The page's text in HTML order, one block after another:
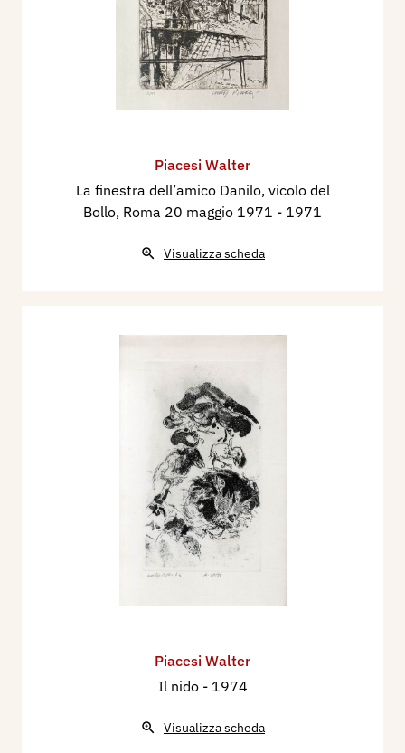
Piacesi Walter
La finestra dell’amico Danilo, vicolo del
Bollo, Roma 20 maggio 1971 - 1971
Visualizza scheda
Piacesi Walter
Il nido - 1974
Visualizza scheda